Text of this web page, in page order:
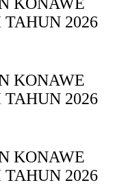
KONAWE
2026
KONAWE
2026
KONAWE
2026